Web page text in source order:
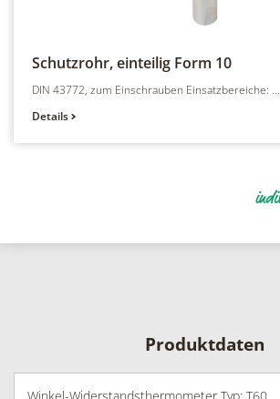
Schutzrohr, einteilig Form 10
DIN 43772, zum Einschrauben Einsatzbereiche: ...
Details
Produktdaten